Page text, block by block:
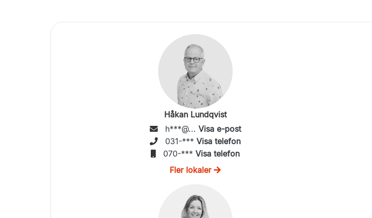
Håkan Lundqvist
h***@... Visa e-post
031-*** Visa telefon
070-*** Visa telefon
Fler lokaler